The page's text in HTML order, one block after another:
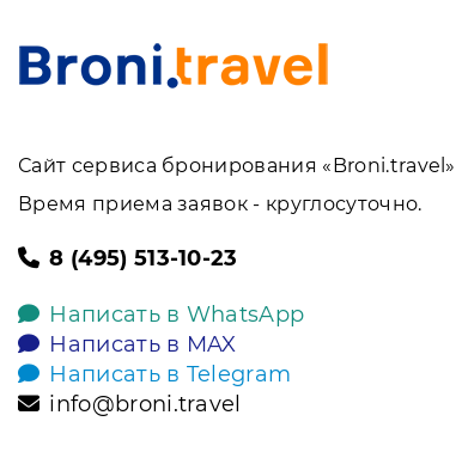
Сайт сервиса бронирования «Broni.travel»
Время приема заявок - круглосуточно.
8 (495) 513-10-23
Написать в WhatsApp
Написать в MAX
Написать в Telegram
info@broni.travel